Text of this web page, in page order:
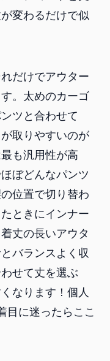
変わるだけで似
だけでアウター
。太めのカーゴ
ツと合わせて
取りやすいのが
も汎用性が高
ぼどんなパンツ
位置で切り替わ
ときにインナー
丈の長いアウタ
バランスよく収
せて丈を選ぶ
なります！個人
目に迷ったらここ